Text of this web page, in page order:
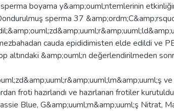
sperma boyama y&amp;ouml;ntemlerinin
Dondurulmuş sperma 37
cauda epididimisten elde edildi ve
altındaki &amp;ouml;n değerlendirilmeden
ve
froti hazırlandı ve hazırlanan frotiler
Blue, G&amp;uuml;m&amp;uuml;ş Nitrat,